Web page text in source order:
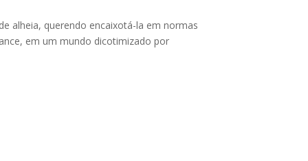
alheia, querendo encaixotá-la em normas
em um mundo dicotimizado por